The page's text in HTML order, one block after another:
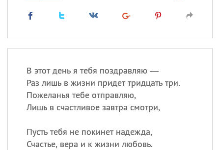
В этот день я тебя поздравляю —
Раз лишь в жизни придет тридцать три.
Пожеланья тебе отправляю,
Лишь в счастливое завтра смотри,
Пусть тебя не покинет надежда,
Счастье, вера и к жизни любовь.